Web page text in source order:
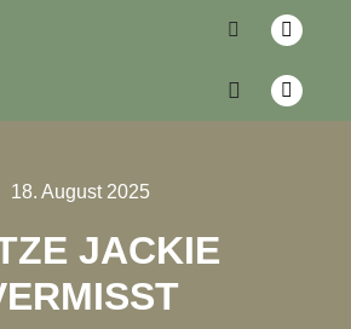
18. August 2025
JACKIE